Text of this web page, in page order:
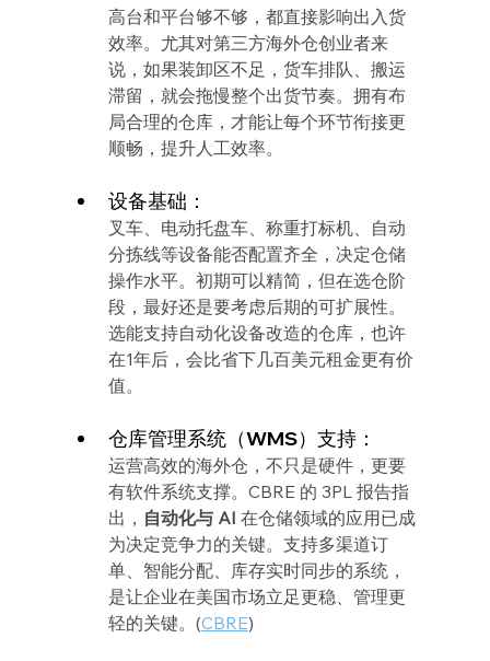
高台和平台够不够，都直接影响出入货
效率。尤其对第三方海外仓创业者来
说，如果装卸区不足，货车排队、搬运
滞留，就会拖慢整个出货节奏。拥有布
局合理的仓库，才能让每个环节衔接更
顺畅，提升人工效率。
设备基础：
叉车、电动托盘车、称重打标机、自动
分拣线等设备能否配置齐全，决定仓储
操作水平。初期可以精简，但在选仓阶
段，最好还是要考虑后期的可扩展性。
选能支持自动化设备改造的仓库，也许
在1年后，会比省下几百美元租金更有价
值。
仓库管理系统（WMS）支持：
运营高效的海外仓，不只是硬件，更要
有软件系统支撑。CBRE 的 3PL 报告指
出， 自动化与 AI 在仓储领域的应用已成
为决定竞争力的关键。支持多渠道订
单、智能分配、库存实时同步的系统，
是让企业在美国市场立足更稳、管理更
轻的关键。(CBRE)